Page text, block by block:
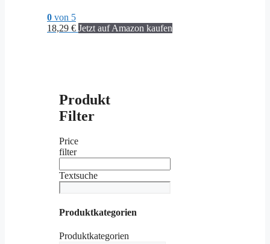
0 von 5
18,29 € Jetzt auf Amazon kaufen
Produkt
Filter
Price
filter
Textsuche
Produktkategorien
Produktkategorien